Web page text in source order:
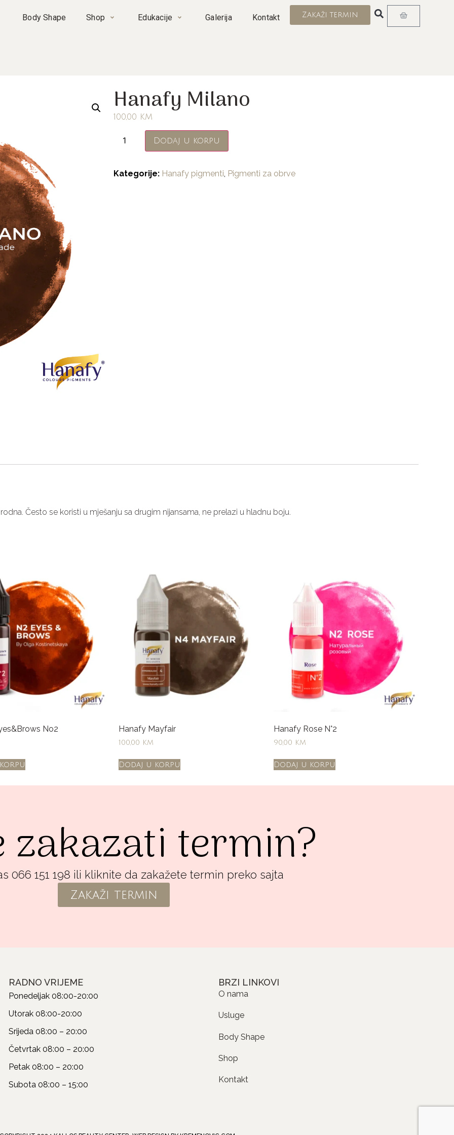
Body Shape Shop Edukacije Galerija Kontakt Zakaži termin
Hanafy Milano
100,00 KM
Dodaj u korpu
Kategorije: Hanafy pigmenti, Pigmenti za obrve
Često se koristi u mješanju sa drugim nijansama, ne prelazi u hladnu boju.
No2 Hanafy Mayfair
100,00 KM
Dodaj u korpu
Hanafy Rose N°2
90,00 KM
Dodaj u korpu
zakazati termin?
066 151 198 ili kliknite da zakažete termin preko sajta
Zakaži termin
RADNO VRIJEME
Ponedeljak08:00-20:00
Utorak08:00-20:00
Srijeda08:00 – 20:00
Četvrtak08:00 – 20:00
Petak08:00 – 20:00
Subota08:00 – 15:00
BRZI LINKOVI
O nama
Usluge
Body Shape
Shop
Kontakt